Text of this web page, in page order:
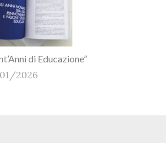
di Educazione”
2026